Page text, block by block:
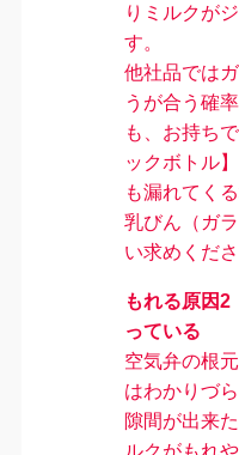
りミルクが
す。
他社品では
うが合う確
も、お持ち
ックボトル
も漏れてく
乳びん（ガ
い求めくださ
もれる原因
っている
空気弁の根
はわかりづ
隙間が出来
ルクがもれ